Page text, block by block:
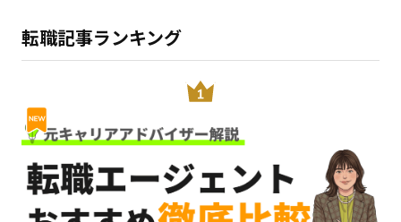
転職記事ランキング